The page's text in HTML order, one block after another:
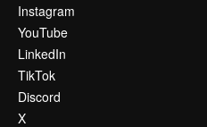
Instagram
YouTube
LinkedIn
TikTok
Discord
X